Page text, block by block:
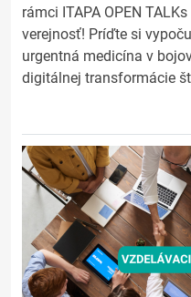
rámci ITAPA OPEN
verejnosť! Príďte si
urgentná medicína v
digitálnej transformácie